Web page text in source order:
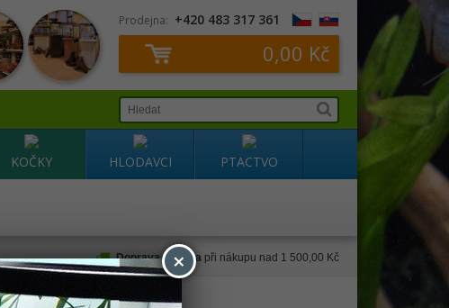
Prodejna: +420 483 317 361
0,00 Kč
KOČKY HLODAVCI PTACTVO
Doprava zdarma při nákupu nad 1 500,00 Kč
×